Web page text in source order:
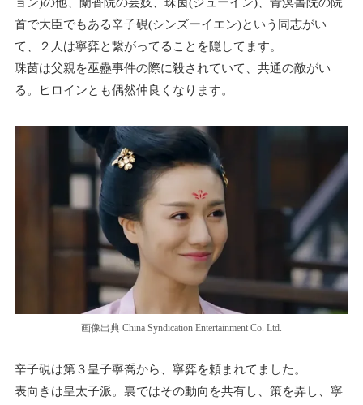
首で大臣でもある辛子硯(シンズーイエン)という同志がい
て、２人は寧弈と繋がってることを隠してます。
珠茵は父親を巫蠱事件の際に殺されていて、共通の敵がい
る。ヒロインとも偶然仲良くなります。
画像出典 China Syndication Entertainment Co. Ltd.
辛子硯は第３皇子寧喬から、寧弈を頼まれてました。
表向きは皇太子派。裏ではその動向を共有し、策を弄し、寧